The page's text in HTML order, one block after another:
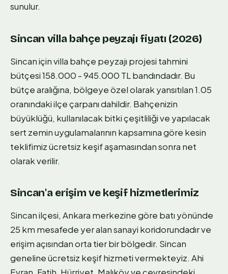
sunulur.
Sincan villa bahçe peyzajı fiyatı (2026)
Sincan için villa bahçe peyzajı projesi tahmini
bütçesi 158.000 - 945.000 TL bandındadır. Bu
bütçe aralığına, bölgeye özel olarak yansıtılan 1.05
oranındaki ilçe çarpanı dahildir. Bahçenizin
büyüklüğü, kullanılacak bitki çeşitliliği ve yapılacak
sert zemin uygulamalarının kapsamına göre kesin
teklifimiz ücretsiz keşif aşamasından sonra net
olarak verilir.
Sincan'a erişim ve keşif hizmetlerimiz
Sincan ilçesi, Ankara merkezine göre batı yönünde
25 km mesafede yer alan sanayi koridorundadır ve
erişim açısından orta tier bir bölgedir. Sincan
geneline ücretsiz keşif hizmeti vermekteyiz. Ahi